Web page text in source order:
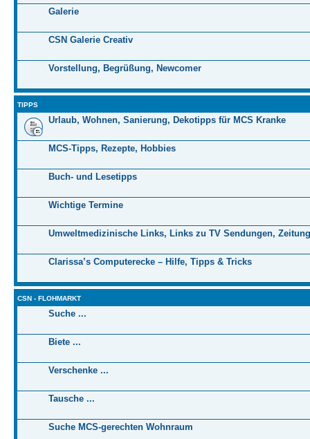
Galerie
CSN Galerie Creativ
Vorstellung, Begrüßung, Newcomer
TIPPS
Urlaub, Wohnen, Sanierung, Dekotipps für MCS Kranke
MCS-Tipps, Rezepte, Hobbies
Buch- und Lesetipps
Wichtige Termine
Umweltmedizinische Links, Links zu TV Sendungen,
Clarissa’s Computerecke – Hilfe, Tipps & Tricks
CSN - FLOHMARKT
Suche ...
Biete ...
Verschenke ...
Tausche ...
Suche MCS-gerechten Wohnraum